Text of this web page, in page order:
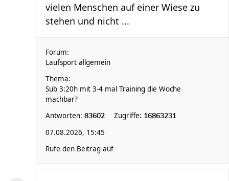
vielen Menschen auf einer Wiese zu
stehen und nicht ...
Forum:
Laufsport allgemein
Thema:
Sub 3:20h mit 3-4 mal Training die Woche
machbar?
Antworten: 83602 Zugriffe: 16863231
07.08.2026, 15:45
Rufe den Beitrag auf